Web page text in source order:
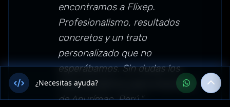
encontramos a Flixep.
Profesionalismo, resultados
concretos y un trato
personalizado que no
esperábamos. Sin dudas los
recomendamos para empresas
de Apurímac, Perú."
¿Necesitas ayuda?